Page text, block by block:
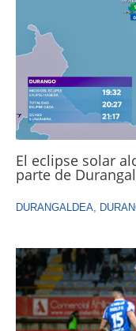
El eclipse solar
parte de
DURANGALDEA,